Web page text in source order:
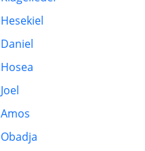
Hesekiel
Daniel
Hosea
Joel
Amos
Obadja